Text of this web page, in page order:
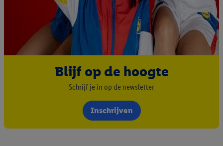
Blijf op de hoogte
Schrijf je in op de newsletter
Inschrijven